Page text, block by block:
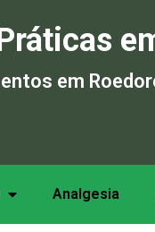
em
Analgesia